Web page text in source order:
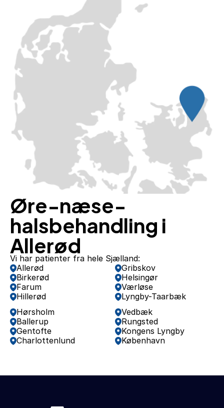
Øre-næse-
halsbehandling i
Allerød
Vi har patienter fra hele Sjælland:
Allerød
Birkerød
Farum
Hillerød
Gribskov
Helsingør
Værløse
Lyngby-Taarbæk
Hørsholm
Ballerup
Gentofte
Charlottenlund
Vedbæk
Rungsted
Kongens Lyngby
København